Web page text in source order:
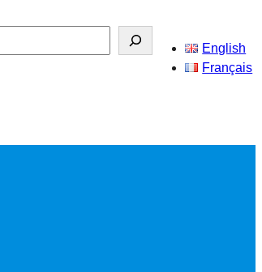
English
Français